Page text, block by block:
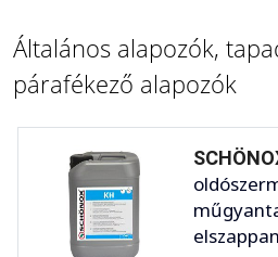
Általános alapozók,
párafékező alapozók